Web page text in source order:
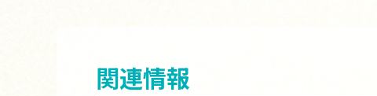
関連情報